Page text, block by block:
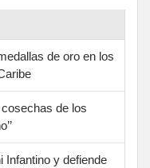
de oro en los
de los
Infantino y defiende